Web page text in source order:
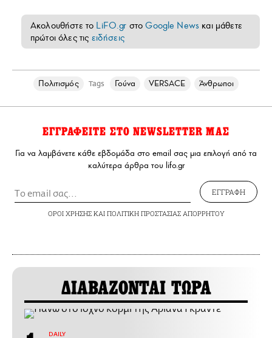
Ακολουθήστε το LiFO.gr στοGoogle News και μάθετε
πρώτοι όλες τις ειδήσεις
Πολιτισμός Tags Γούνα VERSACE Άνθρωποι
ΕΓΓΡΑΦΕΙΤΕ ΣΤΟ NEWSLETTER ΜΑΣ
Για να λαμβάνετε κάθε εβδομάδα στο email σας μια επιλογή από τα
καλύτερα άρθρα του lifo.gr
ΕΓΓΡΑΦΗ
ΟΡΟΙ ΧΡΗΣΗΣΚΑΙ ΠΟΛΙΤΙΚΗ ΠΡΟΣΤΑΣΙΑΣ ΑΠΟΡΡΗΤΟΥ
ΔΙΑΒΑΖΟΝΤΑΙ ΤΩΡΑ
DAILY